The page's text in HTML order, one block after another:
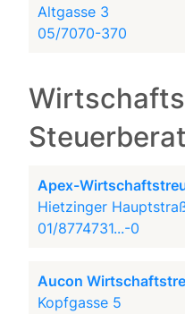
Altgasse 3
05/7070-370
Apex-
Hietzinger
01/8774731...-0
Aucon
Kopfgasse 5